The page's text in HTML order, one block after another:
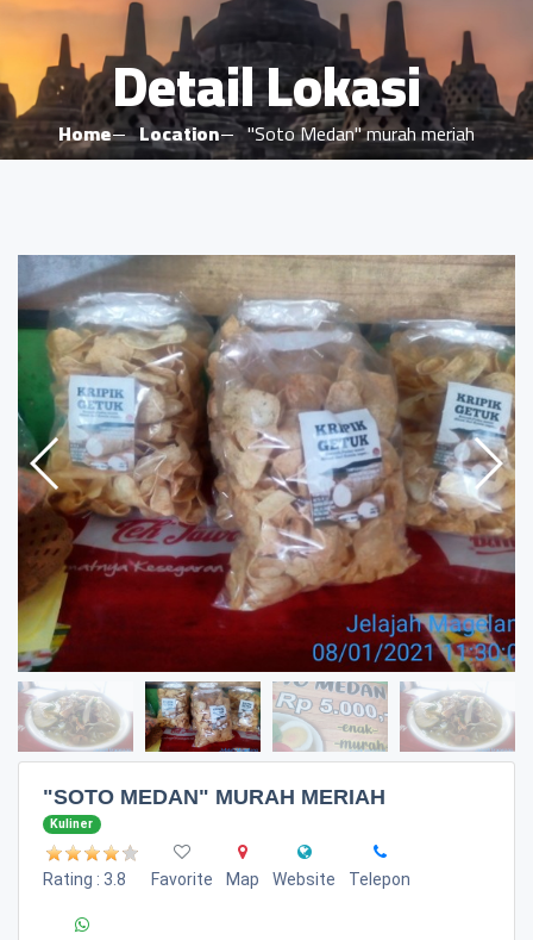
Detail Lokasi
Home Location "Soto Medan" murah meriah
"SOTO MEDAN" MURAH MERIAH
Kuliner
Rating : 3.8 Favorite Map Website Telepon